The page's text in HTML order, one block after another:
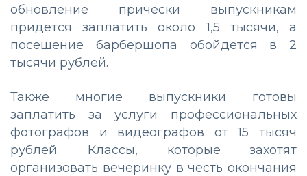
обновление прически выпускникам
придется заплатить около 1,5 тысячи, а
посещение барбершопа обойдется в 2
тысячи рублей.
Также многие выпускники готовы
заплатить за услуги профессиональных
фотографов и видеографов от 15 тысяч
рублей. Классы, которые захотят
организовать вечеринку в честь окончания